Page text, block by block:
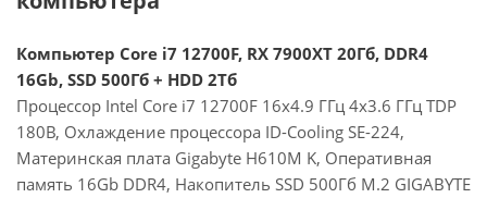
Компьютер Core i7 12700F, RX 7900XT 20Гб, DDR4
16Gb, SSD 500Гб + HDD 2Тб
Процессор Intel Core i7 12700F 16x4.9 ГГц 4x3.6 ГГц TDP
180В, Охлаждение процессора ID-Cooling SE-224,
Материнская плата Gigabyte H610M K, Оперативная
память 16Gb DDR4, Накопитель SSD 500Гб M.2 GIGABYTE